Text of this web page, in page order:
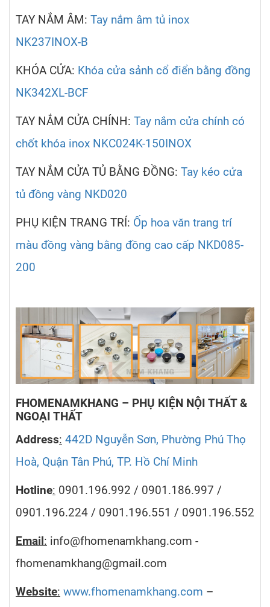
TAY NẮM ÂM: Tay nắm âm tủ inox
NK237INOX-B
KHÓA CỬA: Khóa cửa sảnh cổ điển bằng đồng
NK342XL-BCF
TAY NẮM CỬA CHÍNH: Tay nắm cửa chính có
chốt khóa inox NKC024K-150INOX
TAY NẮM CỬA TỦ BẰNG ĐỒNG: Tay kéo cửa
tủ đồng vàng NKD020
PHỤ KIỆN TRANG TRÍ: Ốp hoa văn trang trí
màu đồng vàng bằng đồng cao cấp NKD085-
200
FHOMENAMKHANG – PHỤ KIỆN NỘI THẤT &
NGOẠI THẤT
Address: 442D Nguyễn Sơn, Phường Phú Thọ
Hoà, Quận Tân Phú, TP. Hồ Chí Minh
Hotline: 0901.196.992 / 0901.186.997 /
0901.196.224 / 0901.196.551 / 0901.196.552
Email : info@fhomenamkhang.com -
fhomenamkhang@gmail.com
Website: www.fhomenamkhang.com –